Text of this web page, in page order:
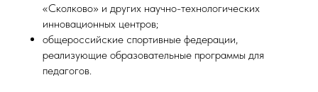
«Сколково» и других научно-технологических
инновационных центров;
общероссийские спортивные федерации,
реализующие образовательные программы для
педагогов.